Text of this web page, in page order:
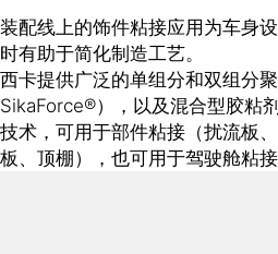
装配线上的饰件粘接应用为车身
时有助于简化制造工艺。
西卡提供广泛的单组分和双组分
SikaForce®），以及混合型胶粘
技术，可用于部件粘接（扰流板
板、顶棚），也可用于驾驶舱粘接